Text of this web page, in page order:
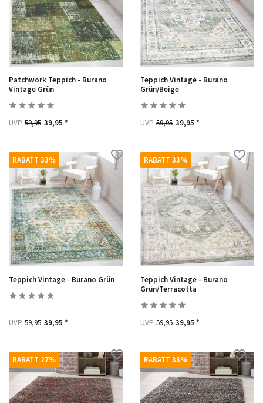
Patchwork Teppich - Burano
Vintage Grün
UVP 59,95 39,95 *
Teppich Vintage - Burano
Grün/Beige
UVP 59,95 39,95 *
RABATT 33%
Teppich Vintage - Burano Grün
UVP 59,95 39,95 *
RABATT 33%
Teppich Vintage - Burano
Grün/Terracotta
UVP 59,95 39,95 *
RABATT 27% RABATT 33%